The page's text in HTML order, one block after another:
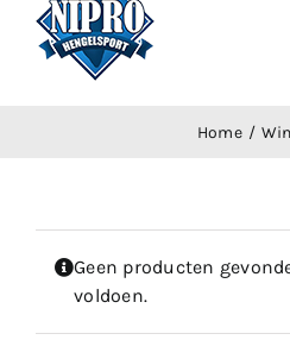
Home
Geen producten
voldoen.